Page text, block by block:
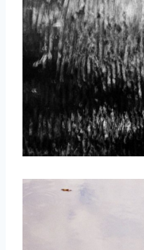
取消